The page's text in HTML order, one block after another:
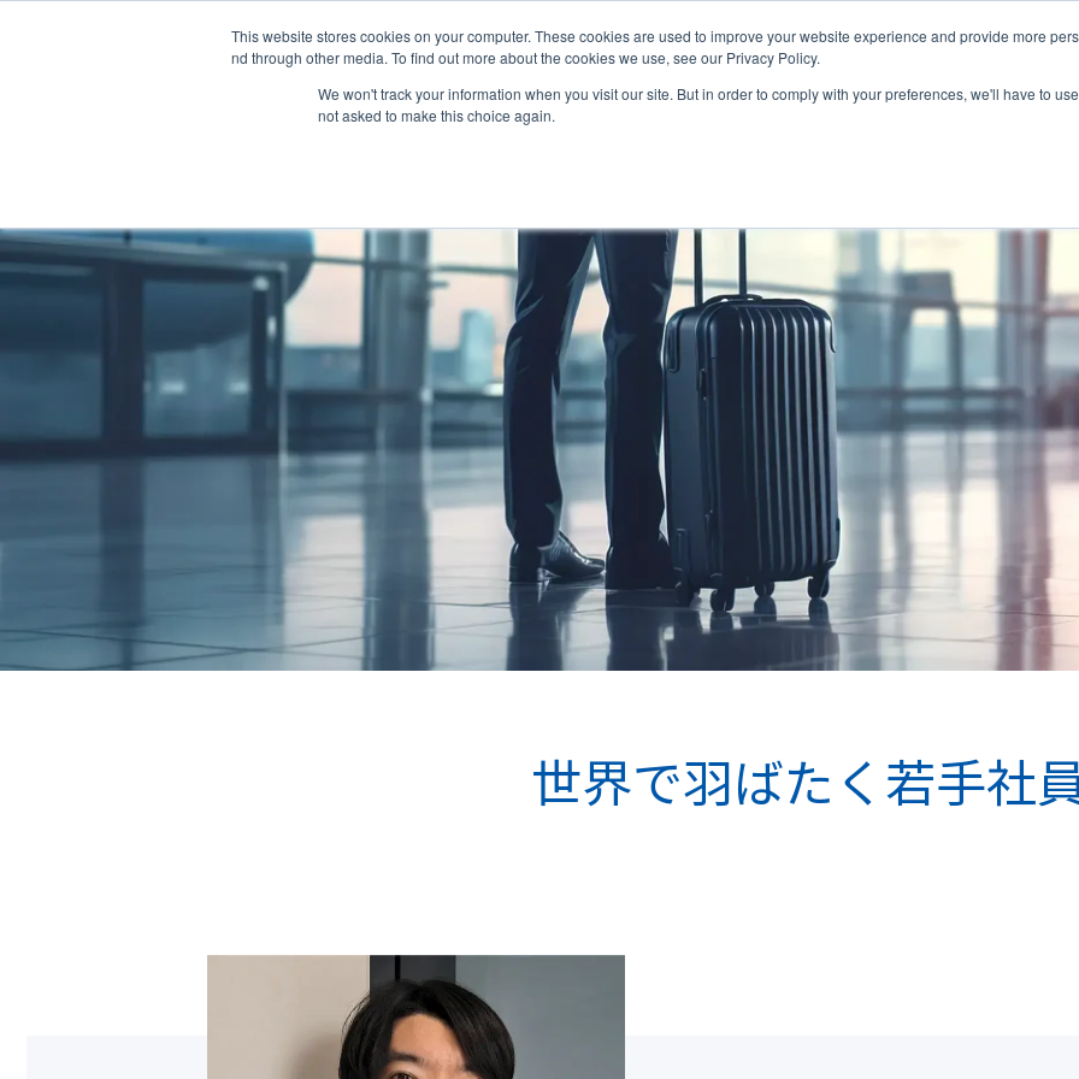
This website stores cookies on your computer. These cookies are used to improve your website experience and provide more
nd through other media. To find out more about the cookies we use, see our Privacy Policy.
We won't track your information when you visit our site. But in order to comply with your preferences, we'll have to
not asked to make this choice again.
会社を知る 特集 社員インタビュー 福利厚生とキ
世界で羽ばたく若手社